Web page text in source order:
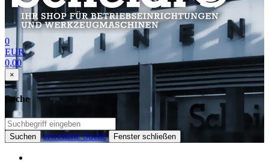
0
EUR
0,00
×
Suche
Suchen erweiterte Suche Fenster schließen